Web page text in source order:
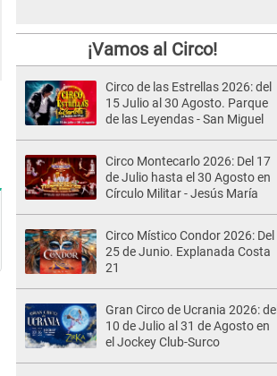
¡Vamos al Circo!
Circo de las Estrellas 2026: del
15 Julio al 30 Agosto. Parque
de las Leyendas - San Miguel
Circo Montecarlo 2026: Del 17
de Julio hasta el 30 Agosto en
Círculo Militar - Jesús María
Circo Místico Condor 2026: Del
25 de Junio. Explanada Costa
21
Gran Circo de Ucrania 2026: del
10 de Julio al 31 de Agosto en
el Jockey Club-Surco